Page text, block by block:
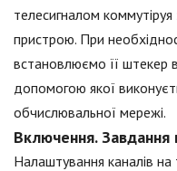
телесигналом
пристрою. При
встановлюємо її штекер
допомогою якої
обчислювальної мережі.
Включення. Завдання
Налаштування каналів на